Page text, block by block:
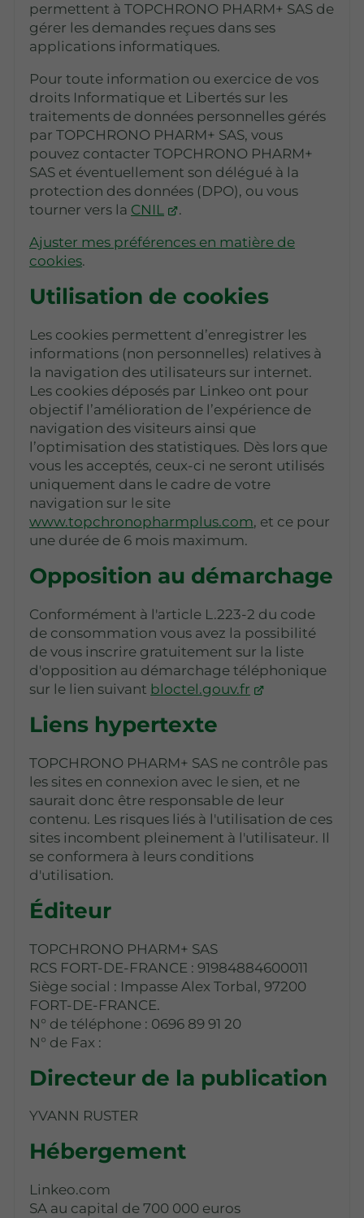
permettent à TOPCHRONO PHARM+ SAS de
gérer les demandes reçues dans ses
applications informatiques.
Pour toute information ou exercice de vos
droits Informatique et Libertés sur les
traitements de données personnelles gérés
par TOPCHRONO PHARM+ SAS, vous
pouvez contacter TOPCHRONO PHARM+
SAS et éventuellement son délégué à la
protection des données (DPO), ou vous
tourner vers la CNIL
.
Ajuster mes préférences en matière de
cookies.
Utilisation de cookies
Les cookies permettent d’enregistrer les
informations (non personnelles) relatives à
la navigation des utilisateurs sur internet.
Les cookies déposés par Linkeo ont pour
objectif l’amélioration de l’expérience de
navigation des visiteurs ainsi que
l’optimisation des statistiques. Dès lors que
vous les acceptés, ceux-ci ne seront utilisés
uniquement dans le cadre de votre
navigation sur le site
www.topchronopharmplus.com, et ce pour
une durée de 6 mois maximum.
Opposition au démarchage
Conformément à l'article L.223-2 du code
de consommation vous avez la possibilité
de vous inscrire gratuitement sur la liste
d'opposition au démarchage téléphonique
sur le lien suivant bloctel.gouv.fr
Liens hypertexte
TOPCHRONO PHARM+ SAS ne contrôle pas
les sites en connexion avec le sien, et ne
saurait donc être responsable de leur
contenu. Les risques liés à l'utilisation de ces
sites incombent pleinement à l'utilisateur. Il
se conformera à leurs conditions
d'utilisation.
Éditeur
TOPCHRONO PHARM+ SAS
RCS FORT-DE-FRANCE : 91984884600011
Siège social : Impasse Alex Torbal, 97200
FORT-DE-FRANCE.
N° de téléphone : 0696 89 91 20
N° de Fax :
Directeur de la publication
YVANN RUSTER
Hébergement
Linkeo.com
SA au capital de 700 000 euros